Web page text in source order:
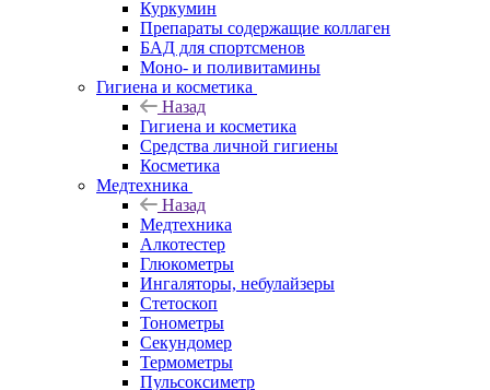
Куркумин
Препараты содержащие коллаген
БАД для спортсменов
Моно- и поливитамины
Гигиена и косметика
Назад
Гигиена и косметика
Средства личной гигиены
Косметика
Медтехника
Назад
Медтехника
Алкотестер
Глюкометры
Ингаляторы, небулайзеры
Стетоскоп
Тонометры
Секундомер
Термометры
Пульсоксиметр